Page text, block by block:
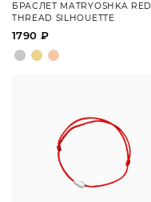
БРАСЛЕТ MATRYOSHKA RED
THREAD SILHOUETTE
1790 ₽